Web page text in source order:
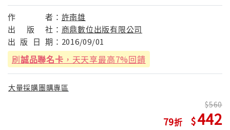
作 者： 許南雄
出
版 社： 商鼎數位出版有限公司
出 版 日 期： 2016/09/01
刷誠品聯名卡 ，天天享最高7%回饋
大量採購團購專區
79
560
442